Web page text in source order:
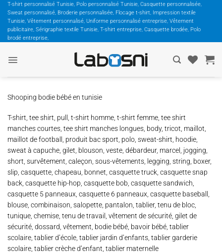
Passer
contenu
T-shirt personnalisé Tunisie, Polo personnalisé Tunisie, Casquette personnalisée,
Sweat personnalisé, Broderie personnalisée, Flocage t-shirt, Impression textile
Tunisie, Vêtement personnalisé, Uniforme personnalisé entreprise, Vêtement
publicitaire, Sérigraphie textile Tunisie, T-shirt entreprise, Casquette brodée, Polo
brodé entreprise,
Shooping bodie bébé en tunisie
T-shirt, tee shirt, pull, t-shirt homme, t-shirt femme, tee shirt
manches courtes, tee shirt manches longues, body, tricot, maillot,
maillot de football, produit bac sport, polo, sweat-shirt, hoodie,
sweat à capuche, gilet, blouson, veste, débardeur, marcel, jogging,
short, survêtement, caleçon, sous-vêtements, legging, string, boxer,
slip, casquette, chapeau, bonnet, casquette truck, casquette snap
back, casquette hip-hop, casquette bob, casquette sandwich,
casquette 5 panneaux, casquette 6 panneaux, casquette baseball,
blouse, combinaison, salopette, pantalon, tablier, tenu de bloc,
tunique, chemise, tenu de travail, vêtement de sécurité, gilet de
sécurité, dossard, vêtement, bodie bébé, bavoir bébé, tablier
scolaire, tablier d’école, tablier jardin d’enfants, tablier garderie
scolaire, tablier crèche d’enfant, tablier maternelle